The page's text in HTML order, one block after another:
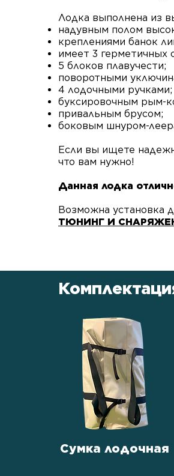
Лодка выполнена из
надувным полом
креплениями банок
имеет 3 герметичных
5 блоков плавучести;
поворотными
4 лодочными ручками;
буксировочным рым-
привальным брусом;
боковым шнуром-
Если вы ищете
что вам нужно!
​Данная лодка
Возможна установка
ТЮНИНГ И
Сумка лодочная